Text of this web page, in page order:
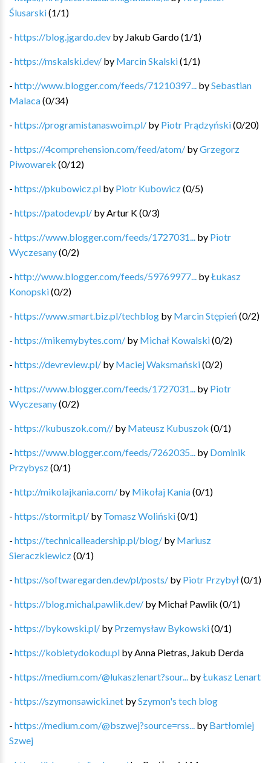
Ślusarski(1/1)
- https://blog.jgardo.dev by Jakub Gardo(1/1)
- https://mskalski.dev/ by Marcin Skalski(1/1)
- http://www.blogger.com/feeds/71210397... bySebastian
Malaca(0/34)
- https://programistanaswoim.pl/ by Piotr Prądzyński(0/20)
- https://4comprehension.com/feed/atom/ byGrzegorz
Piwowarek (0/12)
- https://pkubowicz.pl by Piotr Kubowicz(0/5)
- https://patodev.pl/ by Artur K(0/3)
- https://www.blogger.com/feeds/1727031... by Piotr
Wyczesany(0/2)
- http://www.blogger.com/feeds/59769977... byŁukasz
Konopski(0/2)
- https://www.smart.biz.pl/techblog by Marcin Stępień (0/2)
- https://mikemybytes.com/ by Michał Kowalski(0/2)
- https://devreview.pl/ by Maciej Waksmański(0/2)
- https://www.blogger.com/feeds/1727031... by Piotr
Wyczesany(0/2)
- https://kubuszok.com// by Mateusz Kubuszok (0/1)
- https://www.blogger.com/feeds/7262035... by Dominik
Przybysz(0/1)
- http://mikolajkania.com/ by Mikołaj Kania(0/1)
- https://stormit.pl/ by Tomasz Woliński(0/1)
- https://technicalleadership.pl/blog/ by Mariusz
Sieraczkiewicz(0/1)
- https://softwaregarden.dev/pl/posts/ by Piotr Przybył(0/1)
- https://blog.michal.pawlik.dev/ by Michał Pawlik (0/1)
- https://bykowski.pl/ by Przemysław Bykowski(0/1)
- https://kobietydokodu.pl by Anna Pietras, Jakub Derda
- https://medium.com/@lukaszlenart?sour... byŁukasz Lenart
- https://szymonsawicki.net bySzymon's tech blog
- https://medium.com/@bszwej?source=rss... by Bartłomiej
Szwej